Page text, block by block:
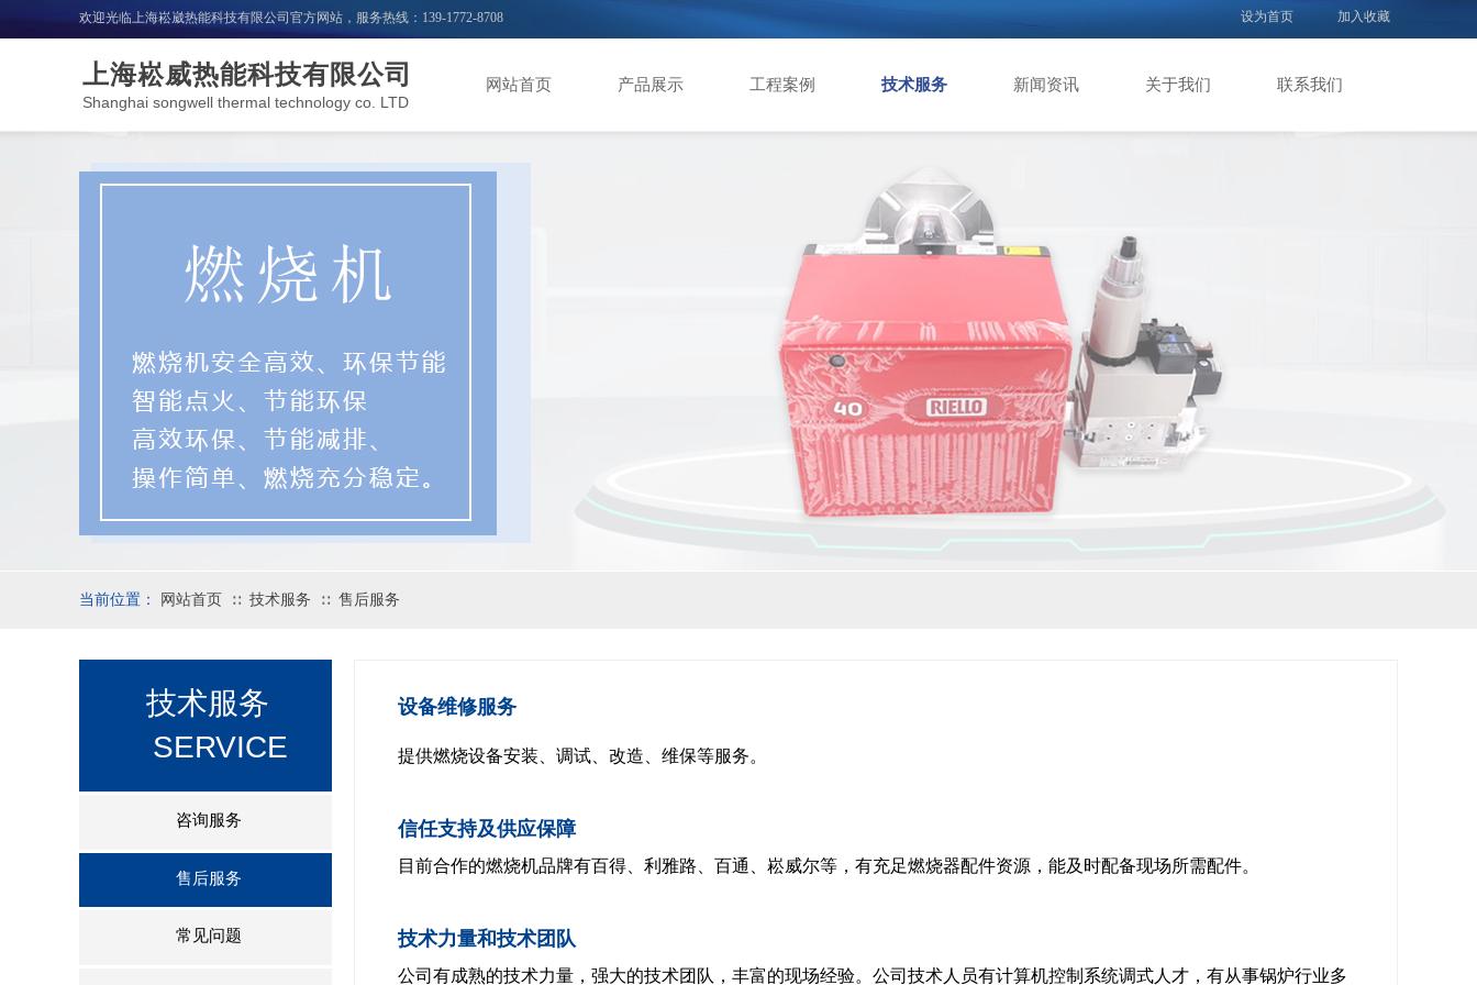
设为首页 加入收藏
欢迎光临上海崧崴热能科技有限公司官方网站，服务热线： 139-1772-8708
网站首页 产品展示 工程案例 技术服务 新闻资讯 关于我们 联系我们
上海崧威热能科技有限公司
Shanghai songwell thermal technology co. LTD
当前位置： 网站首页 ∷ 技术服务 ∷ 售后服务
设备维修服务
提供燃烧设备安装、调试、改造、维保等服务。
信任支持及供应保障
目前合作的燃烧机品牌有百得、利雅路、百通、崧威尔等，有充足燃烧器配件资源，能及时配备现场所需配件。
技术力量和技术团队
公司有成熟的技术力量，强大的技术团队，丰富的现场经验。公司技术人员有计算机控制系统调式人才，有从事锅炉行业多
技术服务
SERVICE
咨询服务
售后服务
常见问题